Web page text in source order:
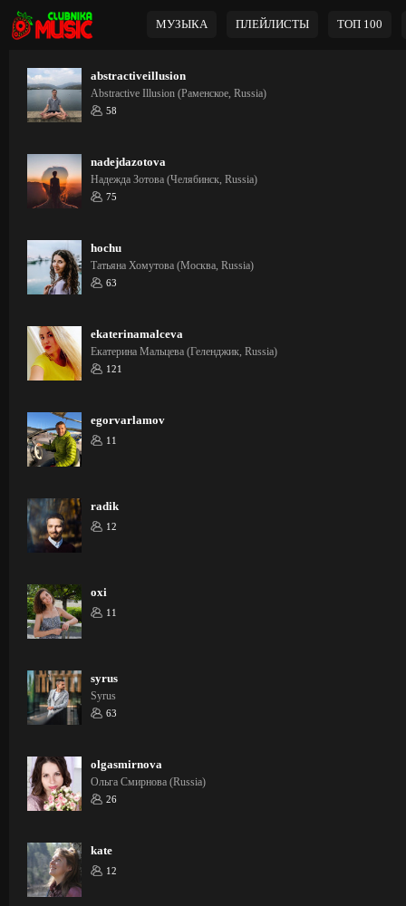
МУЗЫКА ПЛЕЙЛИСТЫ ТОП 100
abstractiveillusion
Abstractive Illusion (Раменское, Russia)
58
nadejdazotova
Надежда Зотова (Челябинск, Russia)
75
hochu
Татьяна Хомутова (Москва, Russia)
63
ekaterinamalceva
Екатерина Мальцева (Геленджик, Russia)
121
egorvarlamov
11
radik
12
oxi
11
syrus
Syrus
63
olgasmirnova
Ольга Смирнова (Russia)
26
kate
12